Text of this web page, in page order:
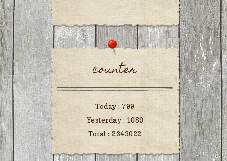
counter
Today :799
Yesterday : 1089
Total : 2343022